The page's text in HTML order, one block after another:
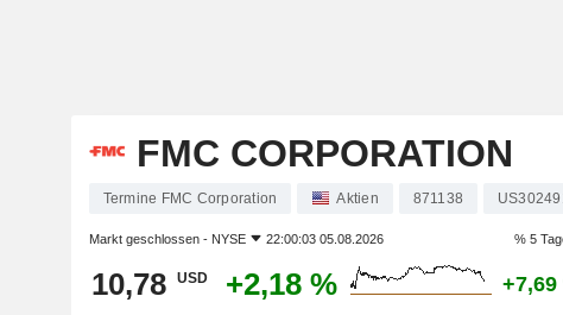
FMC CORPORATION
Termine FMC Corporation Aktien 871138
Markt geschlossen - NYSE 22:00:03 05.08.2026 % 5
10,78 USD +2,18 % +7,69